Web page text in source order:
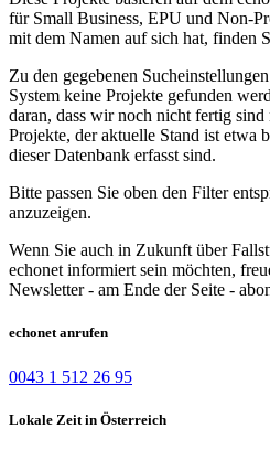
für Small Business, EPU und Non-
mit dem Namen auf sich hat, finden
Zu den gegebenen
System keine Projekte gefunden
daran, dass wir noch nicht fertig sind
Projekte, der aktuelle Stand ist etwa
dieser Datenbank erfasst sind.
Bitte passen Sie oben den Filter
anzuzeigen.
Wenn Sie auch in Zukunft über
echonet informiert sein möchten,
Newsletter - am Ende der Seite -
echonet anrufen
0043 1 512 26 95
Lokale Zeit in Österreich